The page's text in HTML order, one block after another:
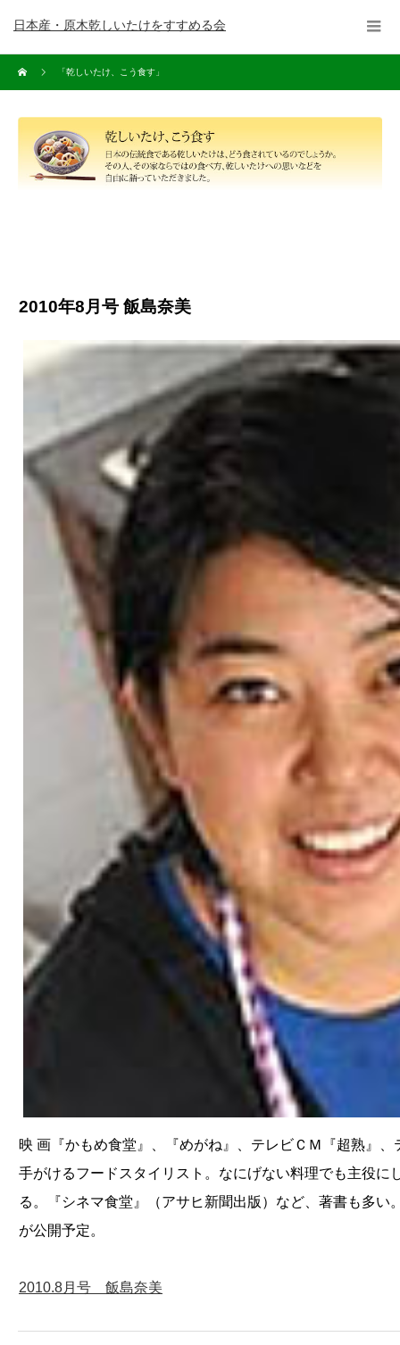
日本産・原木乾しいたけをすすめる会
「乾しいたけ、こう食す」
2010年8月号 飯島奈美
映 画『かもめ食堂』、『めがね』、テレビＣＭ『超熟』
手がけるフードスタイリスト。なにげない料理でも主役に
る。『シネマ食堂』（アサヒ新聞出版）など、著書も多い
が公開予定。
2010.8月号 飯島奈美